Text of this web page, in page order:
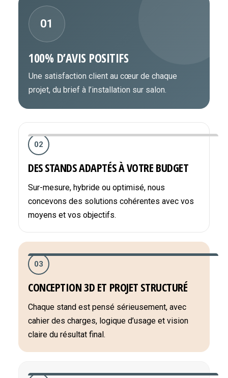
01
100% D’AVIS POSITIFS
Une satisfaction client au cœur de chaque
projet, du brief à l’installation sur salon.
02
DES STANDS ADAPTÉS À VOTRE BUDGET
Sur-mesure, hybride ou optimisé, nous
concevons des solutions cohérentes avec vos
moyens et vos objectifs.
03
CONCEPTION 3D ET PROJET STRUCTURÉ
Chaque stand est pensé sérieusement, avec
cahier des charges, logique d’usage et vision
claire du résultat final.